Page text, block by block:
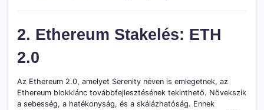
2. Ethereum Stakelés: ETH
2.0
Az Ethereum 2.0, amelyet Serenity néven is emlegetnek, az
Ethereum blokklánc továbbfejlesztésének tekinthető. Növekszik
a sebesség, a hatékonyság, és a skálázhatóság. Ennek